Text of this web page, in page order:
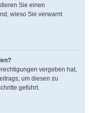
Sie einen
wieso Sie verwarnt
vergeben hat,
um diesen zu
geführt.